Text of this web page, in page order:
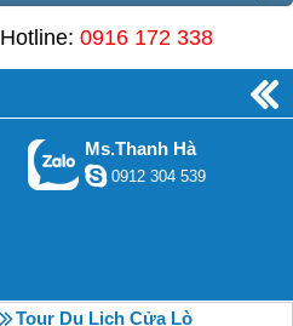
Hotline: 0916 172 338
Ms.Thanh Hà
0912 304 539
Tour Du Lịch Cửa Lò